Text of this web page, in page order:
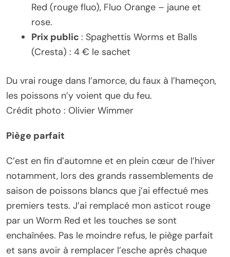
Red (rouge fluo), Fluo Orange – jaune et
rose.
Prix public : Spaghettis Worms et Balls
(Cresta) : 4 € le sachet
Du vrai rouge dans l’amorce, du faux à l’hameçon,
les poissons n’y voient que du feu.
Crédit photo : Olivier Wimmer
Piège parfait
C’est en fin d’automne et en plein cœur de l’hiver
notamment, lors des grands rassemblements de
saison de poissons blancs que j’ai effectué mes
premiers tests. J’ai remplacé mon asticot rouge
par un Worm Red et les touches se sont
enchaînées. Pas le moindre refus, le piège parfait
et sans avoir à remplacer l’esche après chaque